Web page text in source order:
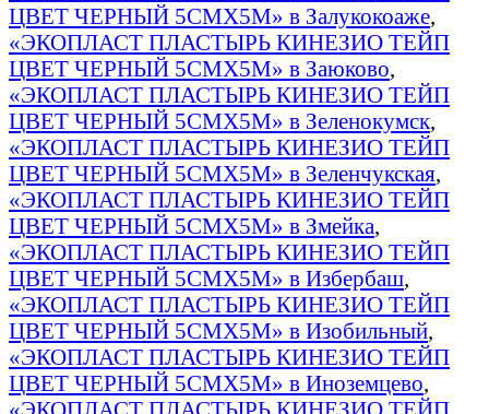
ЦВЕТ ЧЕРНЫЙ 5СМХ5М» в Залукокоаже,
«ЭКОПЛАСТ ПЛАСТЫРЬ КИНЕЗИО ТЕЙП
ЦВЕТ ЧЕРНЫЙ 5СМХ5М» в Заюково,
«ЭКОПЛАСТ ПЛАСТЫРЬ КИНЕЗИО ТЕЙП
ЦВЕТ ЧЕРНЫЙ 5СМХ5М» в Зеленокумск,
«ЭКОПЛАСТ ПЛАСТЫРЬ КИНЕЗИО ТЕЙП
ЦВЕТ ЧЕРНЫЙ 5СМХ5М» в Зеленчукская,
«ЭКОПЛАСТ ПЛАСТЫРЬ КИНЕЗИО ТЕЙП
ЦВЕТ ЧЕРНЫЙ 5СМХ5М» в Змейка,
«ЭКОПЛАСТ ПЛАСТЫРЬ КИНЕЗИО ТЕЙП
ЦВЕТ ЧЕРНЫЙ 5СМХ5М» в Избербаш,
«ЭКОПЛАСТ ПЛАСТЫРЬ КИНЕЗИО ТЕЙП
ЦВЕТ ЧЕРНЫЙ 5СМХ5М» в Изобильный,
«ЭКОПЛАСТ ПЛАСТЫРЬ КИНЕЗИО ТЕЙП
ЦВЕТ ЧЕРНЫЙ 5СМХ5М» в Иноземцево,